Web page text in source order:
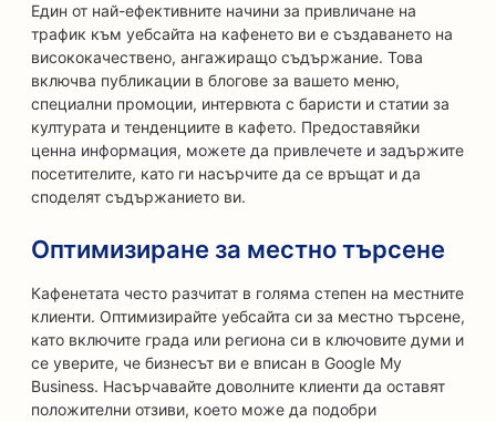
Един от най-ефективните начини за привличане на
трафик към уебсайта на кафенето ви е създаването на
висококачествено, ангажиращо съдържание. Това
включва публикации в блогове за вашето меню,
специални промоции, интервюта с баристи и статии за
културата и тенденциите в кафето. Предоставяйки
ценна информация, можете да привлечете и задържите
посетителите, като ги насърчите да се връщат и да
споделят съдържанието ви.
Оптимизиране за местно търсене
Кафенетата често разчитат в голяма степен на местните
клиенти. Оптимизирайте уебсайта си за местно търсене,
като включите града или региона си в ключовите думи и
се уверите, че бизнесът ви е вписан в Google My
Business. Насърчавайте доволните клиенти да оставят
положителни отзиви, което може да подобри